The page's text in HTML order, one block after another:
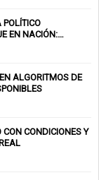
EN NACIÓN:
ALGORITMOS DE
CONDICIONES Y